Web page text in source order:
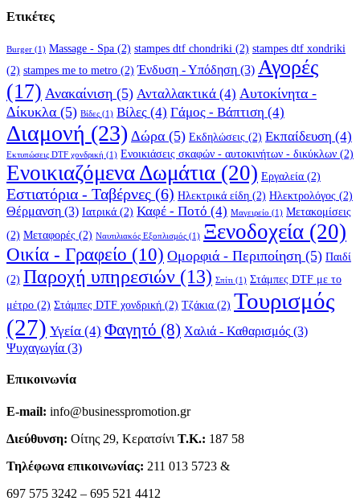
Ετικέτες
Burger (1) Massage - Spa (2) stampes dtf chondriki (2) stampes dtf xondriki
(2) stampes me to metro (2) Ένδυση - Υπόδηση (3) Αγορές
(17) Ανακαίνιση (5) Ανταλλακτικά (4) Αυτοκίνητα -
Δίκυκλα (5) Βίδες (1) Βίλες (4) Γάμος - Βάπτιση (4)
Διαμονή (23) Δώρα (5) Εκδηλώσεις (2) Εκπαίδευση (4)
Εκτυπώσεις DTF χονδρική (1) Ενοικιάσεις σκαφών - αυτοκινήτων - δικύκλων (2)
Ενοικιαζόμενα Δωμάτια (20) Εργαλεία (2)
Εστιατόρια - Ταβέρνες (6) Ηλεκτρικά είδη (2) Ηλεκτρολόγος (2)
Θέρμανση (3) Ιατρικά (2) Καφέ - Ποτό (4) Μαγειρείο (1) Μετακομίσεις
(2) Μεταφορές (2) Ναυτιλιακός Εξοπλισμός (1) Ξενοδοχεία (20)
Οικία - Γραφείο (10) Ομορφιά - Περιποίηση (5) Παιδί
(2) Παροχή υπηρεσιών (13) Σπίτι (1) Στάμπες DTF με το
μέτρο (2) Στάμπες DTF χονδρική (2) Τζάκια (2) Τουρισμός
(27) Υγεία (4) Φαγητό (8) Χαλιά - Καθαρισμός (3)
Ψυχαγωγία (3)
Επικοινωνία
E-mail: info@businesspromotion.gr
Διεύθυνση: Οίτης 29, Κερατσίνι Τ.Κ.: 187 58
Τηλέφωνα επικοινωνίας: 211 013 5723 &
697 575 3242 – 695 521 4412